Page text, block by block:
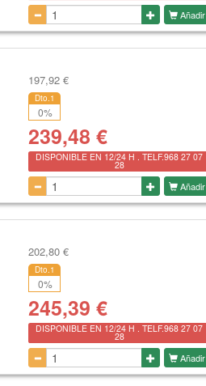
Añadir
197,92 €
Dto.1
0%
239,48 €
DISPONIBLE EN 12/24 H . TELF.968 27 07
28
Añadir
202,80 €
Dto.1
0%
245,39 €
DISPONIBLE EN 12/24 H . TELF.968 27 07
28
Añadir